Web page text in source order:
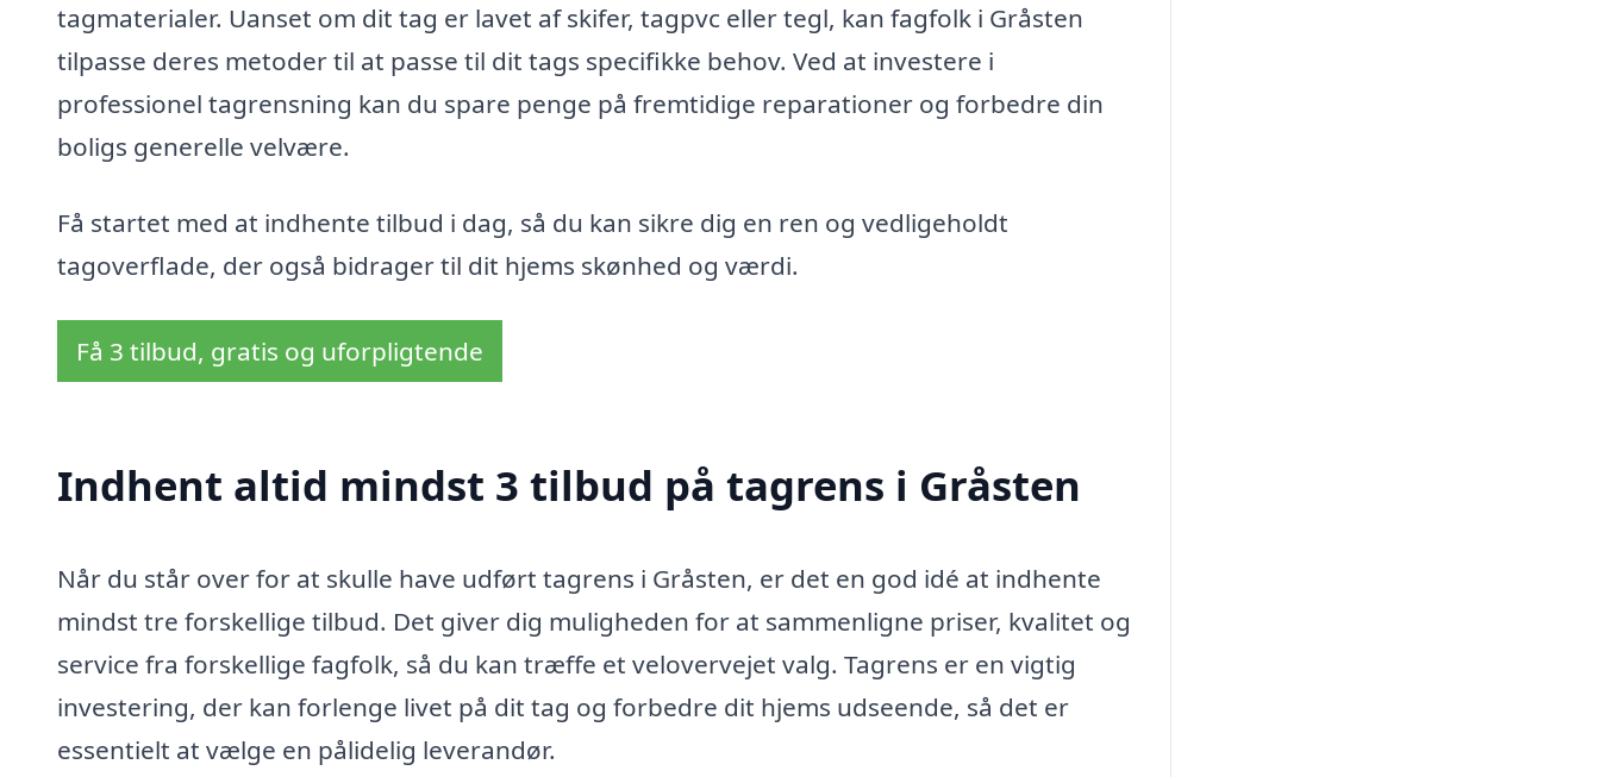
tagmaterialer. Uanset om dit tag er lavet af skifer, tagpvc eller tegl, kan fagfolk i Gråsten
tilpasse deres metoder til at passe til dit tags specifikke behov. Ved at investere i
professionel tagrensning kan du spare penge på fremtidige reparationer og forbedre din
boligs generelle velvære.
Få startet med at indhente tilbud i dag, så du kan sikre dig en ren og vedligeholdt
tagoverflade, der også bidrager til dit hjems skønhed og værdi.
Få 3 tilbud, gratis og uforpligtende
Indhent altid mindst 3 tilbud på tagrens i Gråsten
Når du står over for at skulle have udført tagrens i Gråsten, er det en god idé at indhente
mindst tre forskellige tilbud. Det giver dig muligheden for at sammenligne priser, kvalitet og
service fra forskellige fagfolk, så du kan træffe et velovervejet valg. Tagrens er en vigtig
investering, der kan forlenge livet på dit tag og forbedre dit hjems udseende, så det er
essentielt at vælge en pålidelig leverandør.